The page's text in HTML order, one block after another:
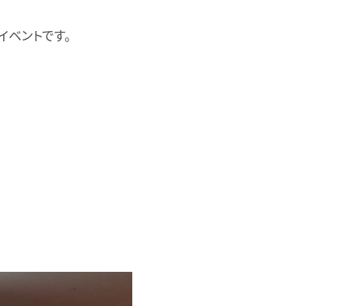
ントです。